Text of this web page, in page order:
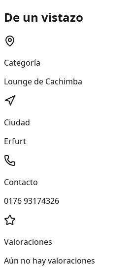
De un vistazo
Categoría
Lounge de Cachimba
Ciudad
Erfurt
Contacto
0176 93174326
Valoraciones
Aún no hay valoraciones